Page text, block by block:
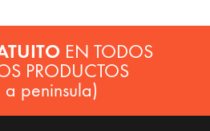
EN TODOS
PRODUCTOS
a peninsula)